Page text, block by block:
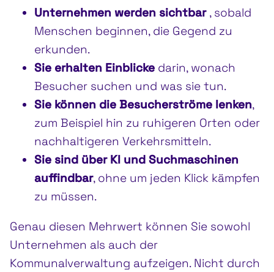
Unternehmen werden sichtbar , sobald
Menschen beginnen, die Gegend zu
erkunden.
Sie erhalten Einblicke darin, wonach
Besucher suchen und was sie tun.
Sie können die Besucherströme lenken,
zum Beispiel hin zu ruhigeren Orten oder
nachhaltigeren Verkehrsmitteln.
Sie sind über KI und Suchmaschinen
auffindbar, ohne um jeden Klick kämpfen
zu müssen.
Genau diesen Mehrwert können Sie sowohl
Unternehmen als auch der
Kommunalverwaltung aufzeigen. Nicht durch